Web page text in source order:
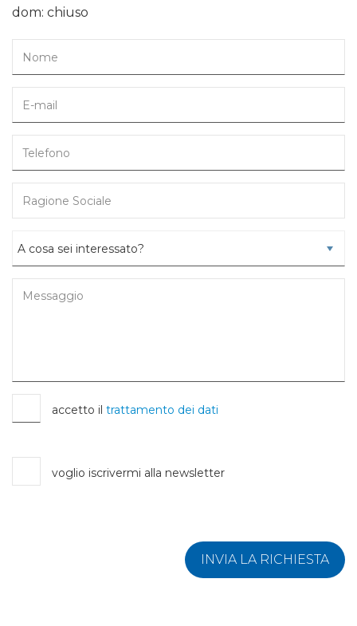
dom: chiuso
accetto il trattamento dei dati
voglio iscrivermi alla newsletter
INVIA LA RICHIESTA